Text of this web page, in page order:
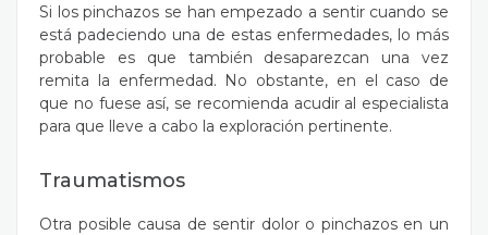
Si los pinchazos se han empezado a sentir cuando se
está padeciendo una de estas enfermedades, lo más
probable es que también desaparezcan una vez
remita la enfermedad. No obstante, en el caso de
que no fuese así, se recomienda acudir al especialista
para que lleve a cabo la exploración pertinente.
Traumatismos
Otra posible causa de sentir dolor o pinchazos en un